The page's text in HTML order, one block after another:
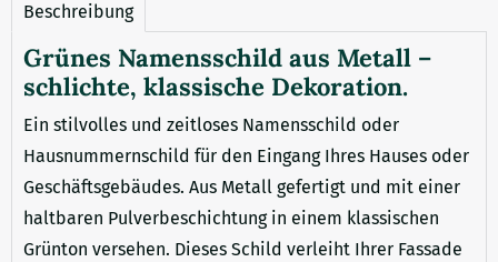
Beschreibung
Grünes Namensschild aus Metall –
schlichte, klassische Dekoration.
Ein stilvolles und zeitloses Namensschild oder
Hausnummernschild für den Eingang Ihres Hauses oder
Geschäftsgebäudes. Aus Metall gefertigt und mit einer
haltbaren Pulverbeschichtung in einem klassischen
Grünton versehen. Dieses Schild verleiht Ihrer Fassade